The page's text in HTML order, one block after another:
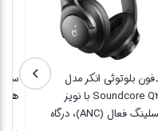
هدفون بلوتوثی انکر مدل
Soundcore Q20i با نویز
کنسلینگ فعال (ANC)، درگاه